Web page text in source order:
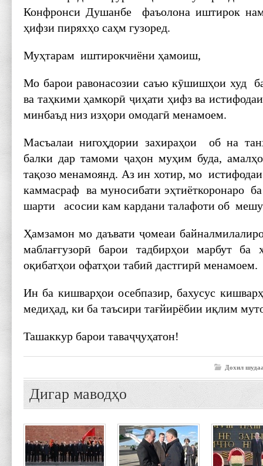
Конфронси Душанбе фаъолона иштирок
ҳифзи пиряхҳо саҳм гузоред.
Муҳтарам иштирокчиёни ҳамоиш,
Мо барои равонасозии саъю кӯшишҳои худ
ва таҳкими ҳамкорӣ ҷиҳати ҳифз ва
минбаъд низ изҳори омодагӣ менамоем.
Масъалаи нигоҳдории захираҳои об на
балки дар тамоми ҷаҳон муҳим буда,
тақозо менамоянд. Аз ин хотир, мо
каммасраф ва муносибати эҳтиёткоронаро
шарти асосии кам кардани талафоти об
Ҳамзамон мо даъвати ҷомеаи
маблағгузорӣ барои тадбирҳои марбут
оқибатҳои офатҳои табиӣ дастгирӣ менамоем.
Ин ба кишварҳои осебпазир, бахусус
медиҳад, ки ба таъсири тағйирёбии иқлим
Ташаккур барои таваҷҷуҳатон!
Дохил
Дигар маводҳо